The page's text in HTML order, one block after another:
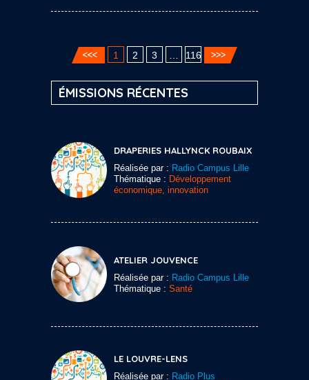
1 2 3 116
ÉMISSIONS RÉCENTES
DRAPERIES HALLYNCK ROUBAIX
Réalisée par : Radio Campus Lille
Thématique : Développement
économique, innovation
ATELIER JOUVENCE
Réalisée par : Radio Campus Lille
Thématique : Santé
LE LOUVRE-LENS
Réalisée par : Radio Plus